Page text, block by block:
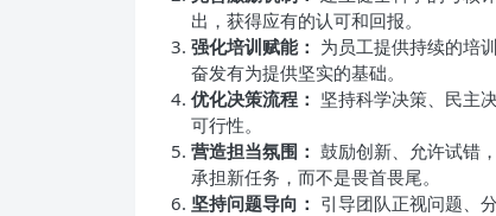
出，获得应有的认可和回报。
强化培训赋能： 为员工提供持续的培
奋发有为提供坚实的基础。
优化决策流程： 坚持科学决策、民主
可行性。
营造担当氛围： 鼓励创新、允许试错
承担新任务，而不是畏首畏尾。
坚持问题导向： 引导团队正视问题、